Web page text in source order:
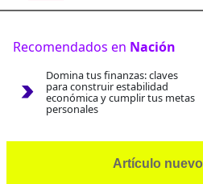
Recomendados en Nación
Domina tus finanzas: claves
para construir estabilidad
económica y cumplir tus metas
personales
Artículo nuevo